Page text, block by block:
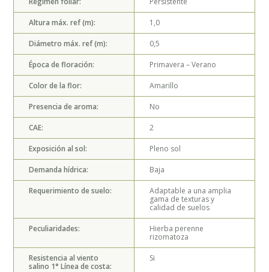
Altura máx. ref (m): 1,0
Diámetro máx. ref (m): 0,5
Época de floración: Primavera – Verano
Color de la flor: Amarillo
Presencia de aroma: No
CAE: 2
Exposición al sol: Pleno sol
Demanda hídrica: Baja
Requerimiento de suelo:
Adaptable a una amplia
gama de texturas y
calidad de suelos
Peculiaridades:
Hierba perenne
rizomatoza
Resistencia al viento
salino 1° Línea de costa:
Si